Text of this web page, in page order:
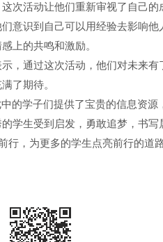
次活动让他们重新审视了自己
意识到自己可以用经验去影响
上的共鸣和激励。
，通过这次活动，他们对未来
了期待。
的学子们提供了宝贵的信息资
学生受到启发，勇敢追梦，书写
行，为更多的学生点亮前行的道路